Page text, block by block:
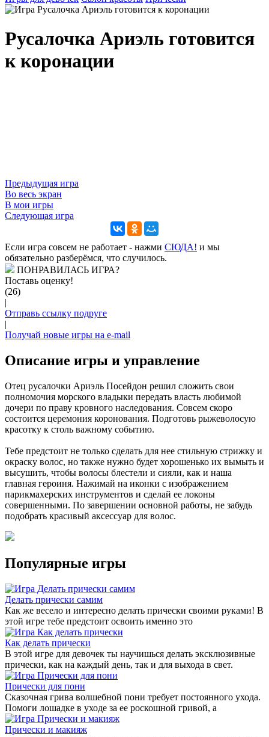
Русалочка Ариэль готовится
к коронации
Предыдущая игра
Во весь экран
В мои игры
Следующая игра
Если игра совсем не работает - нажми CЮДА! и мы
обязательно разберёмся, что случилось.
ПОНРАВИЛАСЬ ИГРА?
Поставь оценку!
(26)
|
Отправь ссылку подруге
|
Получай новые игры на e-mail
Описание игры и управление
Отец русалочки Ариэль Посейдон решил сложить свои
полномочия морского владыки передать власть любимой
дочери по праву кровного наследования. Совсем скоро
состоится церемония коронования. Подготовь рыжеволосую
красотку к столь важному событию.
Тебе предстоит не только сделать для нее стильную стрижку и
окраску волос, но также нужно будет хорошенько их вымыть и
высушить, чтобы волосы блестели и сияли, как и наша
главная героиня. Нажимай на иконки с изображением
парикмахерских инструментов и сделай ее локоны
совершенными. По завершении основной работы, не забудь
подобрать красивый аксессуар для волос.
Популярные игры
Делать прически самим
Как же весело и интересно делать прически своими руками! В
этой игре тебе предстоит освоить именно это
Как делать прически
В этой игре для девочек ты научишься делать эксклюзивные
прически, как на каждый день, так и для выхода в свет.
Прически для пони
Сказочная грива волшебной пони требует постоянного ухода.
Помоги лошадке в уходе за ее роскошной гривой, а
Прически и макияж